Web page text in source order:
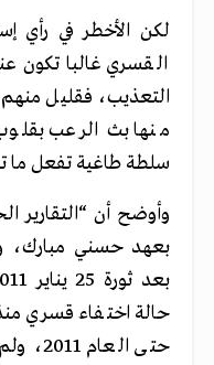
لكن الأخطر في رأي
القسري غالبا تكون
التعذيب، فقليل
منها بث الرعب
سلطة طاغية تفعل ما
وأوضح أن “التقارير
بعهد حسني مبارك،
حالة اختفاء قسري
حتى